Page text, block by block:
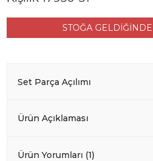
STOĞA
Set Parça Açılımı
Ürün Açıklaması
Ürün Yorumları (1)